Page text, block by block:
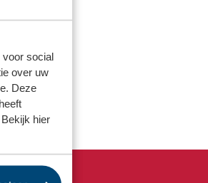
voor social
over uw
Deze
hier